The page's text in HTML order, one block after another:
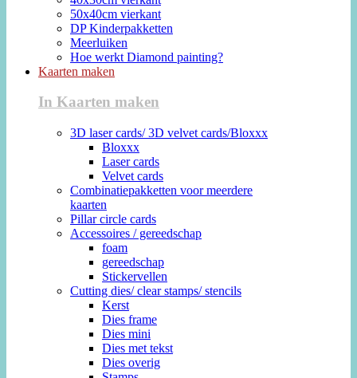
50x40cm vierkant
DP Kinderpakketten
Meerluiken
Hoe werkt Diamond painting?
Kaarten maken
In Kaarten maken
3D laser cards/ 3D velvet cards/Bloxxx
Bloxxx
Laser cards
Velvet cards
Combinatiepakketten voor meerdere
kaarten
Pillar circle cards
Accessoires / gereedschap
foam
gereedschap
Stickervellen
Cutting dies/ clear stamps/ stencils
Kerst
Dies frame
Dies mini
Dies met tekst
Dies overig